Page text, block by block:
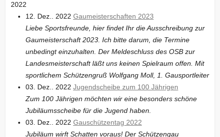
2022
12. Dez.. 2022 Gaumeisterschaften 2023
Liebe Sportsfreunde, hier findet Ihr die Ausschreibung zur
Gaumeisterschaft 2023. Ich bitte darum, die Termine
unbedingt einzuhalten. Der Meldeschluss des OSB zur
Landesmeisterschaft läßt uns keinen Spielraum offen. Mit
sportlichem Schützengruß Wolfgang Moll, 1. Gausportleiter
03. Dez.. 2022 Jugendscheibe zum 100 Jährigen
Zum 100 Jährigen möchten wir eine besonders schöne
Jubiläumsscheibe für die Jugend haben.
03. Dez.. 2022 Gauschützentag 2022
Jubiläum wirft Schatten voraus! Der Schützengau